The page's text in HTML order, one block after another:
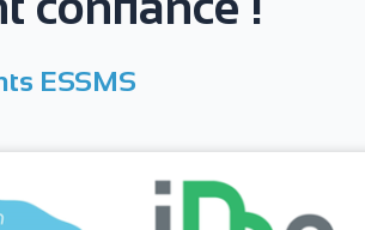
ESSMS